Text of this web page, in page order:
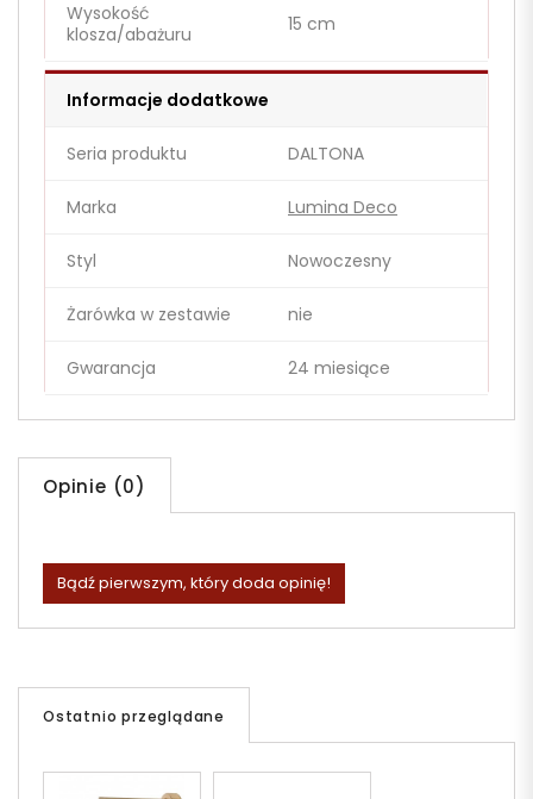
Wysokość
klosza/abażuru
15 cm
Informacje dodatkowe
Seria produktu DALTONA
Marka Lumina Deco
Styl Nowoczesny
Żarówka w zestawie nie
Gwarancja 24 miesiące
Opinie (0)
Bądź pierwszym, który doda opinię!
Ostatnio przeglądane